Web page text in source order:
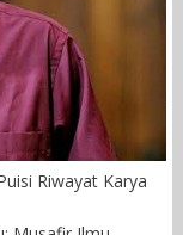
Riwayat Karya